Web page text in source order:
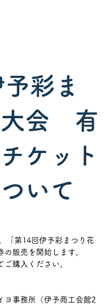
彩ま
大会 有
ケット
いて
「第14回伊予彩まつり花
販売を開始します。
購入ください。
ヨ事務所（伊予商工会館2